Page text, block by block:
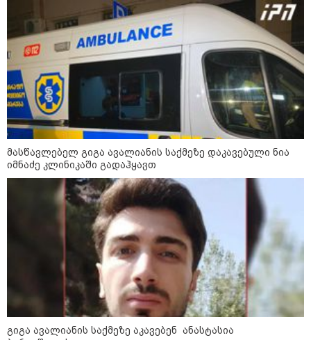
საზამთროს გამყიდველთან
სამკვდრო-სასიცოცხლო
„კუკუდამალობანა“ - რუსული
დრონის „საბრძოლო-კომიკური“
ვიდეო
"ომი, რომელსაც მთელი
მსოფლიოს შთანთქმა შეუძლია:
დონალდ ტრამპმა აღარ იცის,
როგორ მოიქცეს" -The New York
Times
კიევი ისევ სასტიკად დაიბომბა -
ამდენი ბალისტიკური რაკეტა
მსოფლიოს არც ერთი ქალაქისკენ
არ გაუშვიათ: პუტინის ახალი
ანტირეკორდი
მასწავლებელ გიგა ავალიანის საქმეზე დაკავებული ნია
იმნაძე კლინიკაში გადაჰყავთ
გიგა ავალიანის საქმეზე აკავებენ ანასტასია